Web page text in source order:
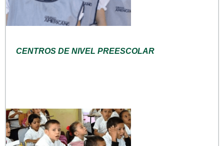
CENTROS DE NIVEL PREESCOLAR